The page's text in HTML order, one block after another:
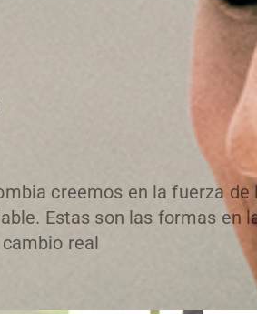
creemos en la fuerza de
Estas son las formas en
real